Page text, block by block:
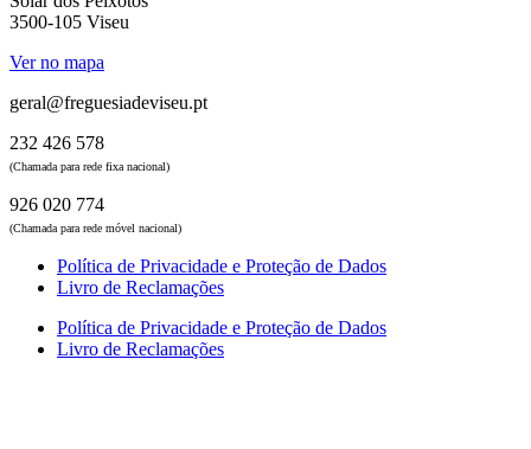
3500-105 Viseu
Ver no mapa
geral@freguesiadeviseu.pt
232 426 578
(Chamada para rede fixa nacional)
926 020 774
(Chamada para rede móvel nacional)
Política de Privacidade e Proteção de Dados
Livro de Reclamações
Política de Privacidade e Proteção de Dados
Livro de Reclamações